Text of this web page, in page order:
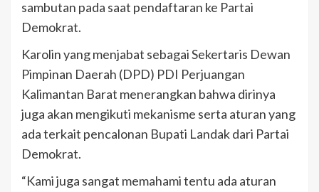
sambutan pada saat pendaftaran ke Partai
Demokrat.
Karolin yang menjabat sebagai Sekertaris Dewan
Pimpinan Daerah (DPD) PDI Perjuangan
Kalimantan Barat menerangkan bahwa dirinya
juga akan mengikuti mekanisme serta aturan yang
ada terkait pencalonan Bupati Landak dari Partai
Demokrat.
“Kami juga sangat memahami tentu ada aturan